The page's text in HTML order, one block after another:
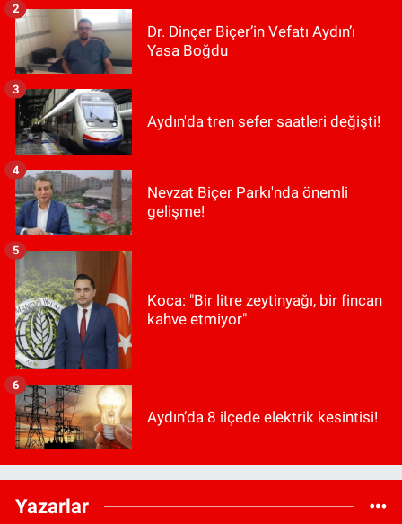
Dr. Dinçer Biçer’in Vefatı Aydın’ı
Yasa Boğdu
2
Aydın'da tren sefer saatleri değişti!
3
Nevzat Biçer Parkı'nda önemli
gelişme!
4
Koca: "Bir litre zeytinyağı, bir fincan
kahve etmiyor"
5
Aydın’da 8 ilçede elektrik kesintisi!
6
Yazarlar